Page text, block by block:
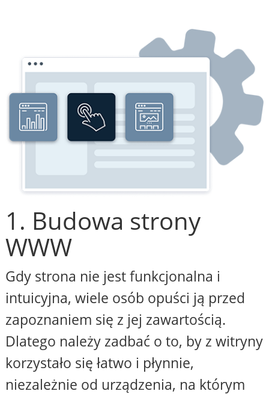
1. Budowa strony
WWW
Gdy strona nie jest funkcjonalna i
intuicyjna, wiele osób opuści ją przed
zapoznaniem się z jej zawartością.
Dlatego należy zadbać o to, by z witryny
korzystało się łatwo i płynnie,
niezależnie od urządzenia, na którym